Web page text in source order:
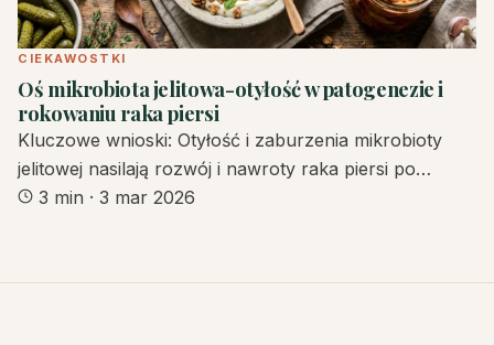
CIEKAWOSTKI
Oś mikrobiota jelitowa-otyłość w patogenezie i
rokowaniu raka piersi
Kluczowe wnioski: Otyłość i zaburzenia mikrobioty
jelitowej nasilają rozwój i nawroty raka piersi po…
3 min · 3 mar 2026